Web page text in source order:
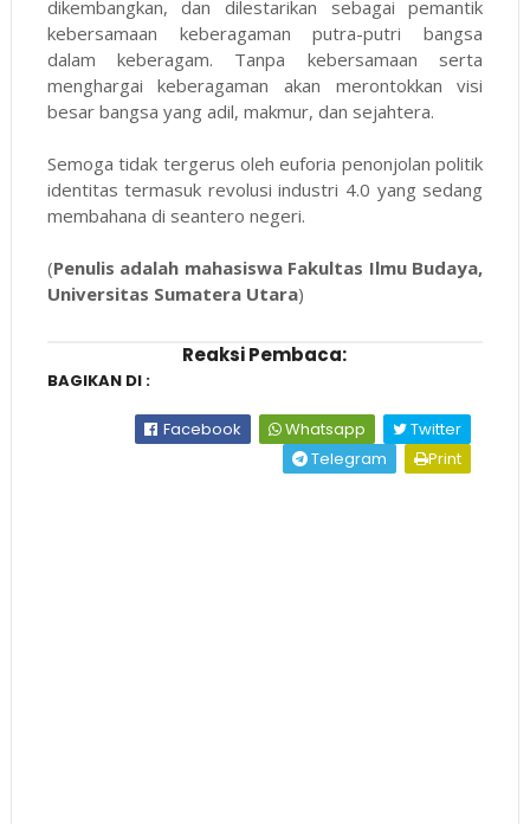
dikembangkan, dan dilestarikan sebagai pemantik
kebersamaan keberagaman putra-putri bangsa
dalam keberagam. Tanpa kebersamaan serta
menghargai keberagaman akan merontokkan visi
besar bangsa yang adil, makmur, dan sejahtera.
Semoga tidak tergerus oleh euforia penonjolan politik
identitas termasuk revolusi industri 4.0 yang sedang
membahana di seantero negeri.
(Penulis adalah mahasiswa Fakultas Ilmu Budaya,
Universitas Sumatera Utara)
Reaksi Pembaca:
BAGIKAN DI :
Facebook Whatsapp
Twitter
Telegram
Print